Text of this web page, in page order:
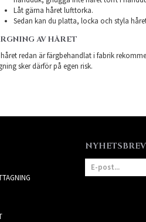
Låt gärna håret lufttorka.
Sedan kan du platta, locka och styla
AV HÅRET
redan är färgbehandlat i fabrik
sker därför på egen risk.
NYHETSBREV